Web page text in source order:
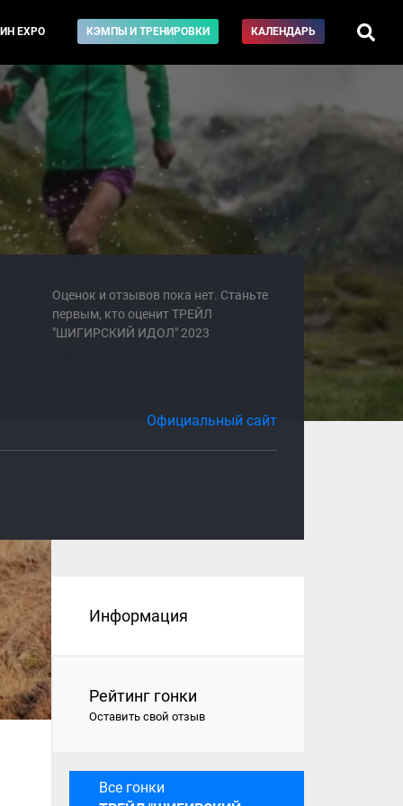
EXPO КЭМПЫ И ТРЕНИРОВКИ КАЛЕНДАРЬ
Оценок и отзывов пока нет. Станьте
первым, кто оценит ТРЕЙЛ
"ШИГИРСКИЙ ИДОЛ" 2023
Официальный сайт
Информация
Рейтинг гонки
Оставить свой отзыв
Все гонки